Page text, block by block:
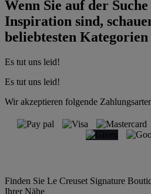
Wenn Sie auf der
Inspiration sind,
beliebtesten Kategorien
Es tut uns leid!
Es tut uns leid!
Wir akzeptieren folgende
Finden Sie Le Creuset Signature
Ihrer Nähe